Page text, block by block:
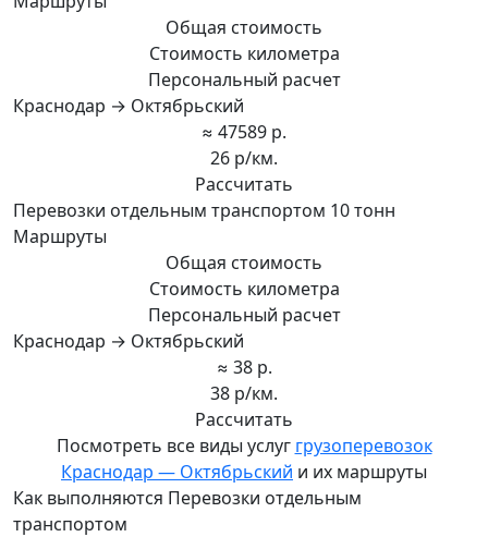
Общая стоимость
Стоимость километра
Персональный расчет
Краснодар → Октябрьский
≈ 47589 р.
26 р/км.
Рассчитать
Перевозки отдельным транспортом 10 тонн
Маршруты
Общая стоимость
Стоимость километра
Персональный расчет
Краснодар → Октябрьский
≈ 38 р.
38 р/км.
Рассчитать
Посмотреть все виды услуг грузоперевозок
Краснодар — Октябрьский и их маршруты
Как выполняются Перевозки отдельным
транспортом